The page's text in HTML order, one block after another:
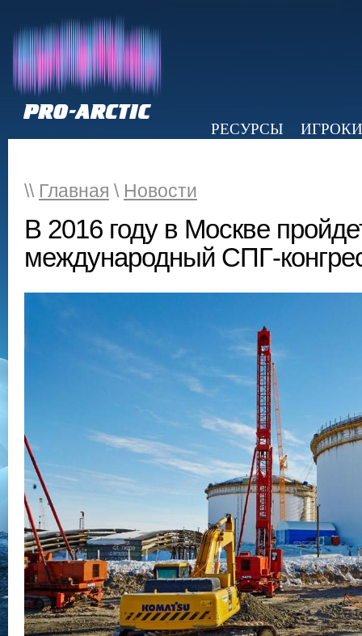
РЕСУРСЫ
ИГРОКИ
\\ Главная \ Новости
В 2016 году в Москве
международный СПГ-